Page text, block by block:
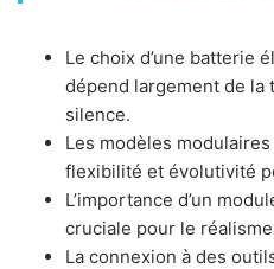
Le choix d’une batterie
dépend largement de la
silence.
Les modèles
flexibilité et évolutivité
L’importance d’un
cruciale pour le
La connexion à des